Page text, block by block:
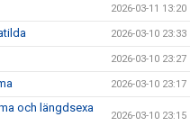
2026-03-11 13:20
2026-03-10 23:33
2026-03-10 23:27
2026-03-10 23:17
och längdsexa
2026-03-10 23:15